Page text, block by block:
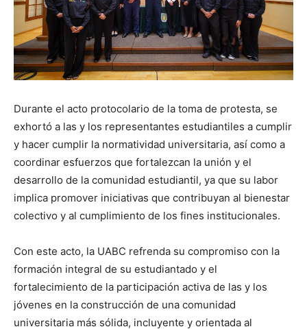
Durante el acto protocolario de la toma de protesta, se
exhortó a las y los representantes estudiantiles a cumplir
y hacer cumplir la normatividad universitaria, así como a
coordinar esfuerzos que fortalezcan la unión y el
desarrollo de la comunidad estudiantil, ya que su labor
implica promover iniciativas que contribuyan al bienestar
colectivo y al cumplimiento de los fines institucionales.
Con este acto, la UABC refrenda su compromiso con la
formación integral de su estudiantado y el
fortalecimiento de la participación activa de las y los
jóvenes en la construcción de una comunidad
universitaria más sólida, incluyente y orientada al